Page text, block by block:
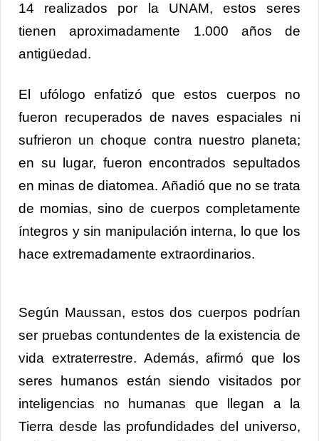
14 realizados por la UNAM, estos seres
tienen aproximadamente 1.000 años de
antigüedad.
El ufólogo enfatizó que estos cuerpos no
fueron recuperados de naves espaciales ni
sufrieron un choque contra nuestro planeta;
en su lugar, fueron encontrados sepultados
en minas de diatomea. Añadió que no se trata
de momias, sino de cuerpos completamente
íntegros y sin manipulación interna, lo que los
hace extremadamente extraordinarios.
Según Maussan, estos dos cuerpos podrían
ser pruebas contundentes de la existencia de
vida extraterrestre. Además, afirmó que los
seres humanos están siendo visitados por
inteligencias no humanas que llegan a la
Tierra desde las profundidades del universo,